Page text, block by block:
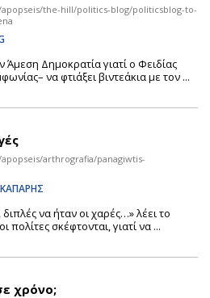
the-hill/politics-blog/politicsblog-to-
Δημοκρατία γιατί ο Φειδίας
να φτιάξει βιντεάκια με τον ...
arthrografia/panagiwtis-
να ήταν οι χαρές…» λέει το
πολίτες σκέφτονται, γιατί να ...
χρόνο;